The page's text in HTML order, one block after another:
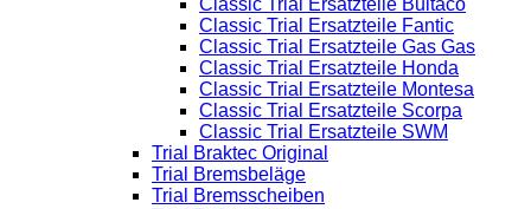
Classic Trial Ersatzteile Bultaco
Classic Trial Ersatzteile Fantic
Classic Trial Ersatzteile Gas Gas
Classic Trial Ersatzteile Honda
Classic Trial Ersatzteile Montesa
Classic Trial Ersatzteile Scorpa
Classic Trial Ersatzteile SWM
Trial Braktec Original
Trial Bremsbeläge
Trial Bremsscheiben